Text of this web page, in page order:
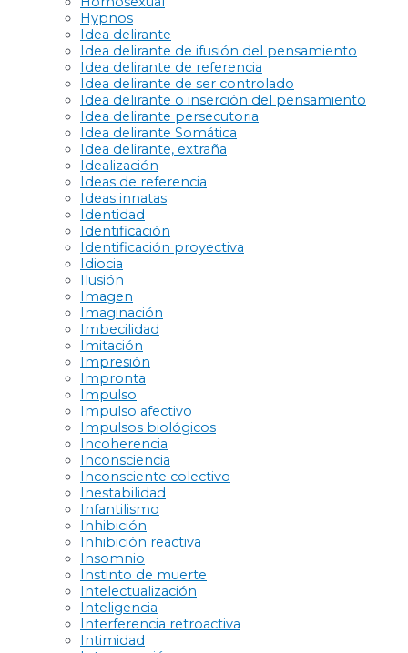
Hypnos
Idea delirante
Idea delirante de ifusión del pensamiento
Idea delirante de referencia
Idea delirante de ser controlado
Idea delirante o inserción del pensamiento
Idea delirante persecutoria
Idea delirante Somática
Idea delirante, extraña
Idealización
Ideas de referencia
Ideas innatas
Identidad
Identificación
Identificación proyectiva
Idiocia
Ilusión
Imagen
Imaginación
Imbecilidad
Imitación
Impresión
Impronta
Impulso
Impulso afectivo
Impulsos biológicos
Incoherencia
Inconsciencia
Inconsciente colectivo
Inestabilidad
Infantilismo
Inhibición
Inhibición reactiva
Insomnio
Instinto de muerte
Intelectualización
Inteligencia
Interferencia retroactiva
Intimidad